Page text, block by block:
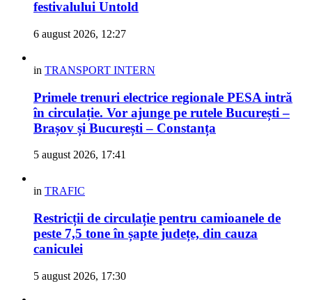
festivalului Untold
6 august 2026, 12:27
in TRANSPORT INTERN
Primele trenuri electrice regionale PESA intră
în circulație. Vor ajunge pe rutele București –
Brașov și București – Constanța
5 august 2026, 17:41
in TRAFIC
Restricții de circulație pentru camioanele de
peste 7,5 tone în șapte județe, din cauza
caniculei
5 august 2026, 17:30